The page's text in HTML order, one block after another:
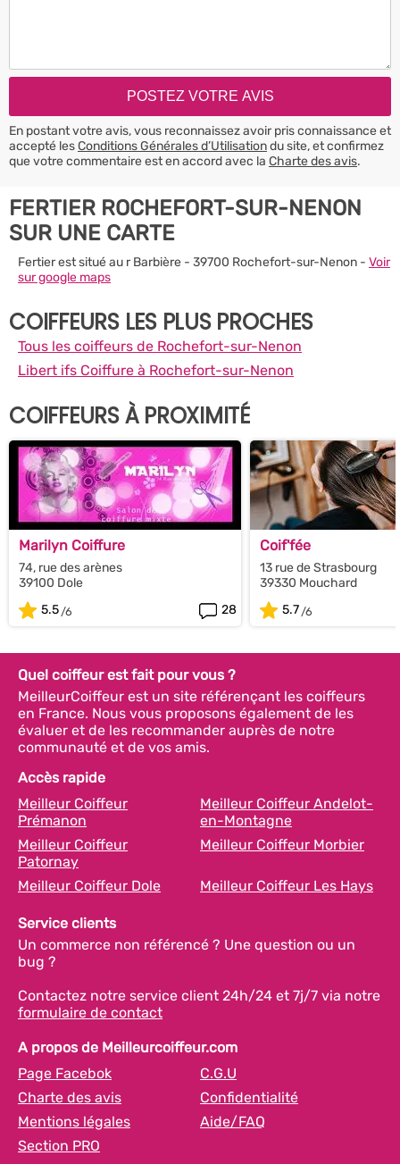
En postant votre avis, vous reconnaissez avoir pris connaissance et
accepté lesConditions Générales d’Utilisationdu site, et confirmez
que votre commentaire est en accord avec la Charte des avis.
FERTIER ROCHEFORT-SUR-NENON
SUR UNE CARTE
Fertier est situé au r Barbière - 39700 Rochefort-sur-Nenon - Voir
sur google maps
COIFFEURS LES PLUS PROCHES
Tous les coiffeurs de Rochefort-sur-Nenon
Libert ifs Coiffure à Rochefort-sur-Nenon
COIFFEURS À PROXIMITÉ
Marilyn Coiffure
74, rue des arènes
39100 Dole
5.5
28
Coif'fée
13 rue de Strasbourg
39330 Mouchard
5.7
Quel coiffeur est fait pour vous ?
MeilleurCoiffeur est un site référençant les coiffeurs
en France. Nous vous proposons également de les
évaluer et de les recommander auprès de notre
communauté et de vos amis.
Accès rapide
Meilleur Coiffeur
Prémanon
Meilleur Coiffeur Andelot-
en-Montagne
Meilleur Coiffeur
Patornay
Meilleur Coiffeur Morbier
Meilleur Coiffeur Dole Meilleur Coiffeur Les Hays
Service clients
Un commerce non référencé ? Une question ou un
bug ?
Contactez notre service client 24h/24 et 7j/7 via notre
formulaire de contact
A propos de Meilleurcoiffeur.com
Page Facebok
C.G.U
Charte des avis
Confidentialité
Mentions légales
Aide/FAQ
Section PRO